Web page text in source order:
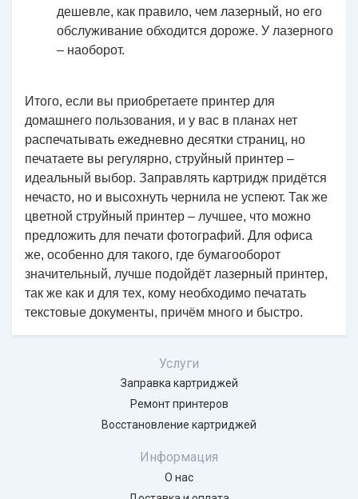
дешевле, как правило, чем лазерный, но его
обслуживание обходится дороже. У лазерного
– наоборот.
Итого, если вы приобретаете принтер для
домашнего пользования, и у вас в планах нет
распечатывать ежедневно десятки страниц, но
печатаете вы регулярно, струйный принтер –
идеальный выбор. Заправлять картридж придётся
нечасто, но и высохнуть чернила не успеют. Так же
цветной струйный принтер – лучшее, что можно
предложить для печати фотографий. Для офиса
же, особенно для такого, где бумагооборот
значительный, лучше подойдёт лазерный принтер,
так же как и для тех, кому необходимо печатать
текстовые документы, причём много и быстро.
Услуги
Заправка картриджей
Ремонт принтеров
Восстановление картриджей
Информация
О нас